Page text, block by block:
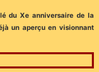
du Xe anniversaire de la
un aperçu en visionnant